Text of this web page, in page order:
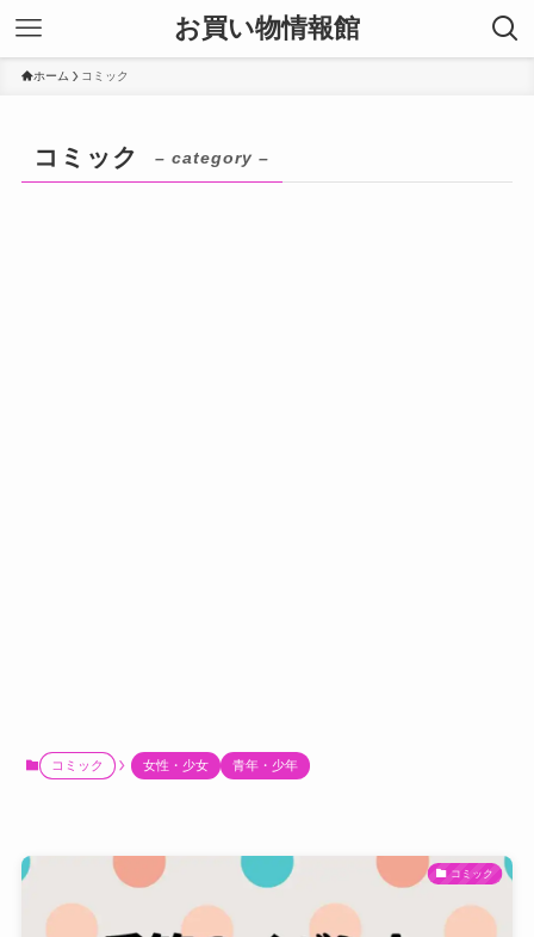
お買い物情報館
ホーム コミック
コミック – category –
コミック 女性・少女 青年・少年
コミック